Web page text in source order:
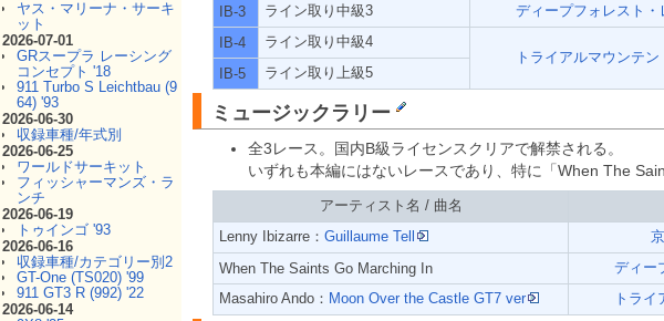
ヤス・マリーナ・サーキ
ット
2026-07-01
GRスープラ レーシング
コンセプト '18
911 Turbo S Leichtbau (9
64) '93
2026-06-30
収録車種/年式別
2026-06-25
ワールドサーキット
フィッシャーマンズ・ラ
ンチ
2026-06-19
トゥインゴ '93
2026-06-16
収録車種/カテゴリー別2
GT-One (TS020) '99
911 GT3 R (992) '22
2026-06-14
IB-3
ライン取り中級3 ディープフォレスト・
IB-4
ライン取り中級4
トライアルマウンテン
IB-5
ライン取り上級5
ミュージックラリー
全3レース。国内B級ライセンスクリアで解禁される。
いずれも本編にはないレースであり、特に「When The
アーティスト名 / 曲名
Lenny Ibizarre： Guillaume Tell
When The Saints Go Marching In
ディー
Masahiro Ando： Moon Over the Castle GT7 ver トライ